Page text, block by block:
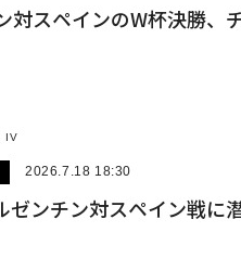
対スペインのW杯決勝、
IV
2026.7.18 18:30
ゼンチン対スペイン戦に